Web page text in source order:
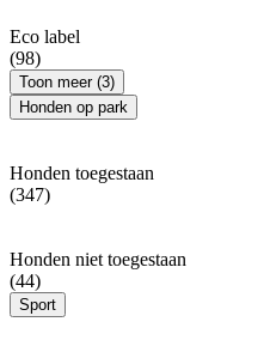
Eco label
(98)
Toon meer (3)
Honden op park
Honden toegestaan
(347)
Honden niet toegestaan
(44)
Sport